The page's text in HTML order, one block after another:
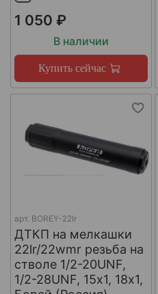
1 050 ₽
В наличии
Купить сейчас
арт. BOREY-22lr
ДТКП на мелкашки
22lr/22wmr резьба на
стволе 1/2-20UNF,
1/2-28UNF, 15х1, 18х1,